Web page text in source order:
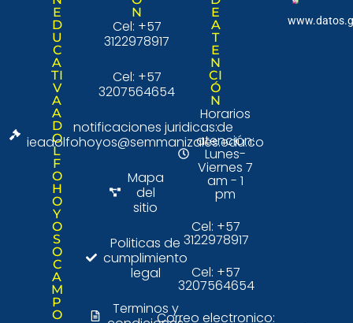
E
D
U
C
A
TI
V
A
A
D
O
L
F
O
H
O
Y
O
S
O
C
A
M
P
O
N
Cel: +57
3122978917
Cel: +57
3207564654
notificaciones juridicas:
ieadolfohoyos@semmanizales.edu.co
Mapa
del
sitio
Politicas de
cumplimiento
legal
Terminos y
E
A
T
E
N
CI
Ó
N
Horarios
de
atención:
Lunes-
Viernes 7
am - 1
pm
Cel: +57
3122978917
Cel: +57
3207564654
Correo electronico: